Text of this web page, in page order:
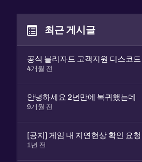
최근 게시글
4개월 전
안녕하세요 2년만에 복귀했는데
9개월 전
[공지] 게임 내 지연현상 확인 요청
1년 전